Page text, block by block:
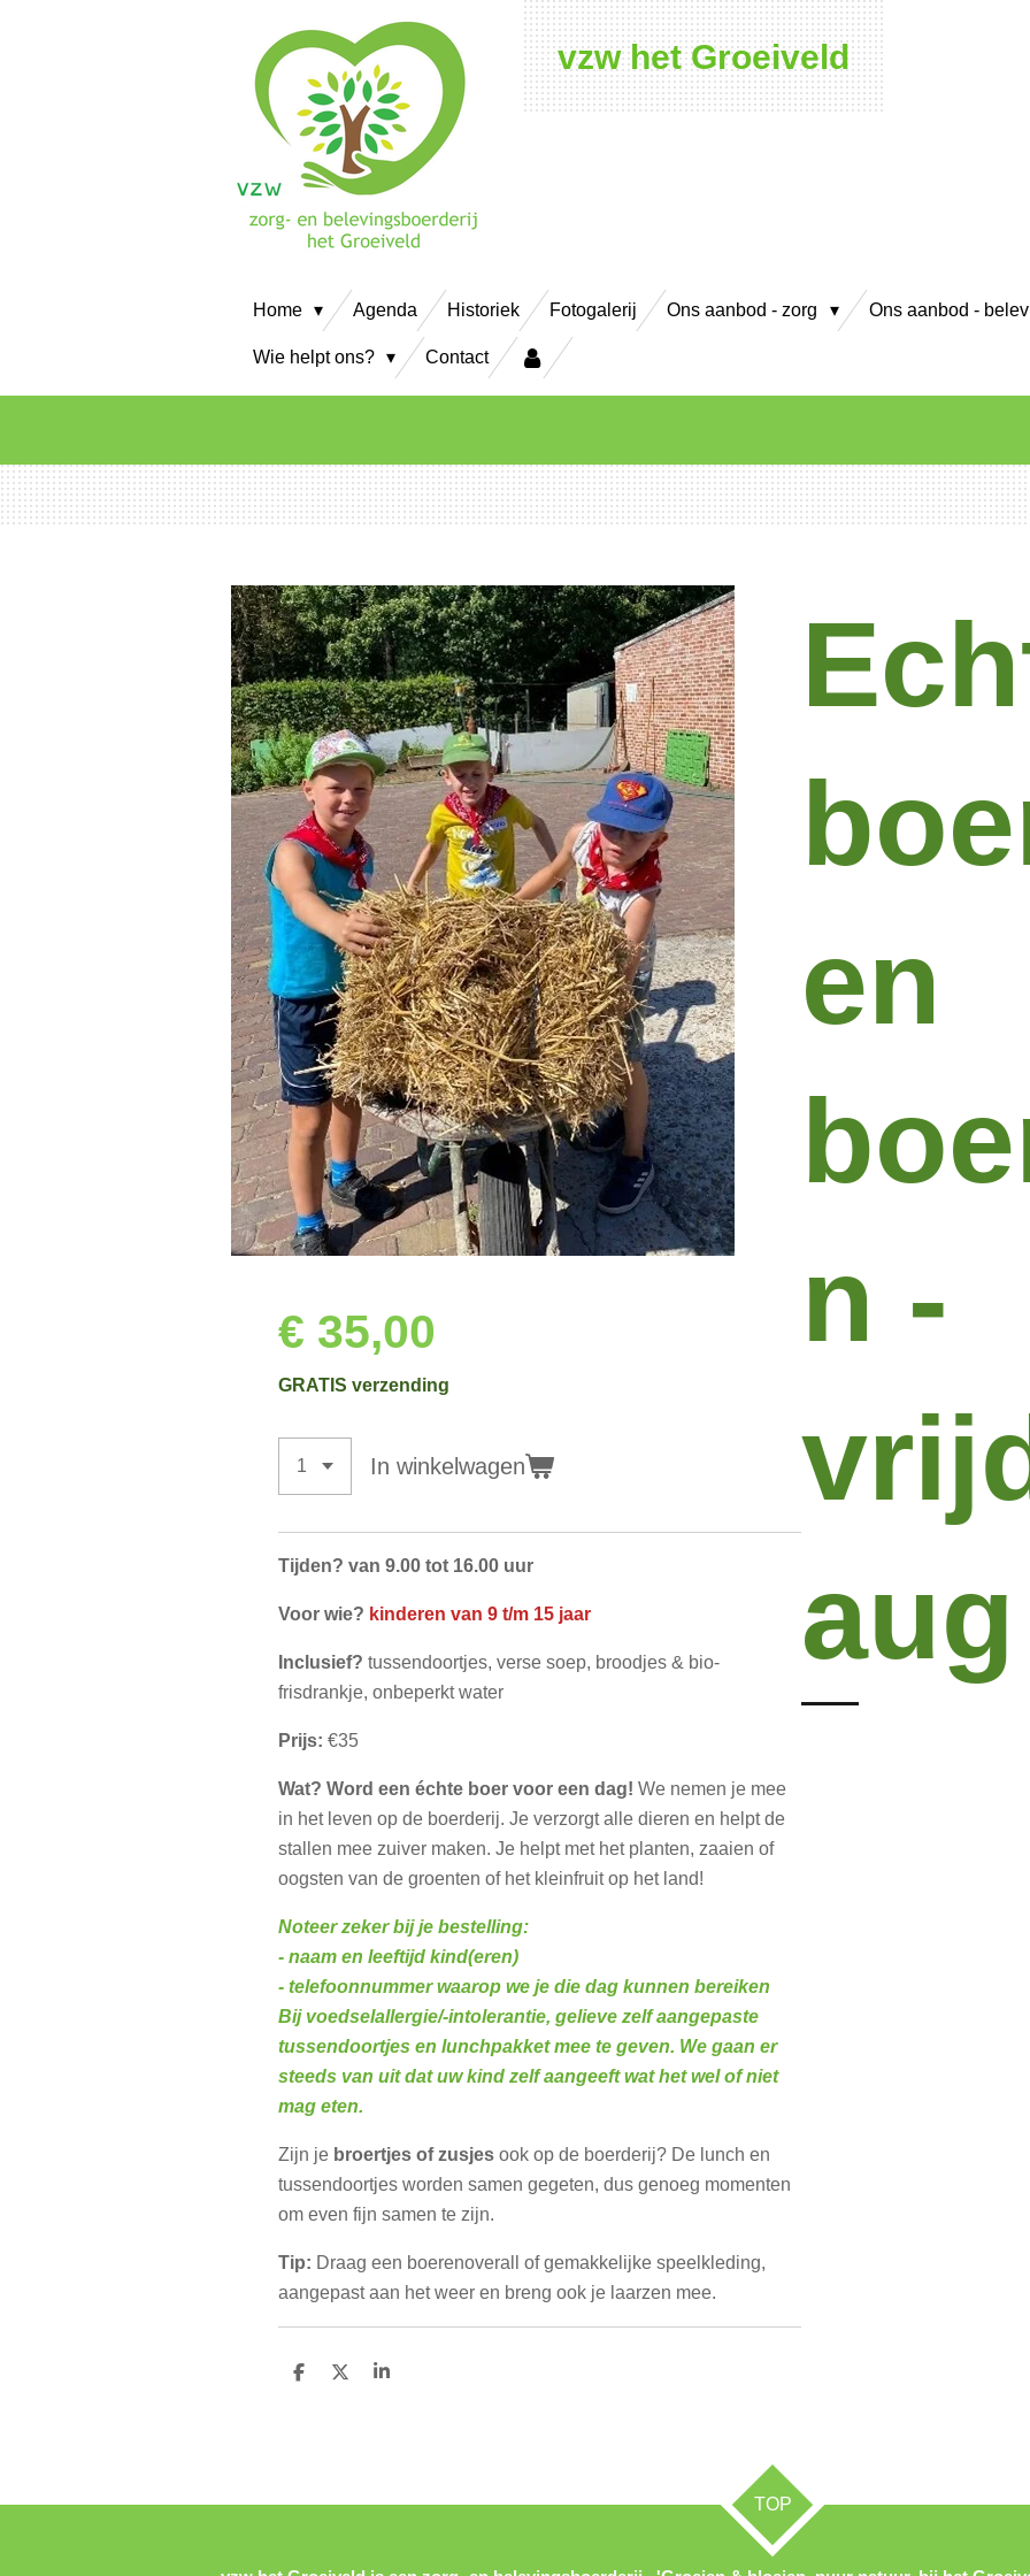
vzw het Groeiveld
Home Agenda Historiek Fotogalerij Ons aanbod - zorg Ons aanbod -
Wie helpt ons? Contact
en
n -
€ 35,00
GRATIS verzending
In winkelwagen
Tijden? van 9.00 tot 16.00 uur
Voor wie? kinderen van 9 t/m 15 jaar
Inclusief? tussendoortjes, verse soep, broodjes & bio-
frisdrankje, onbeperkt water
Prijs: €35
Wat? Word een échte boer voor een dag! We nemen je mee
in het leven op de boerderij. Je verzorgt alle dieren en helpt de
stallen mee zuiver maken. Je helpt met het planten, zaaien of
oogsten van de groenten of het kleinfruit op het land!
Noteer zeker bij je bestelling:
- naam en leeftijd kind(eren)
- telefoonnummer waarop we je die dag kunnen bereiken
Bij voedselallergie/-intolerantie, gelieve zelf aangepaste
tussendoortjes en lunchpakket mee te geven. We gaan er
steeds van uit dat uw kind zelf aangeeft wat het wel of niet
mag eten.
Zijn je broertjes of zusjes ook op de boerderij? De lunch en
tussendoortjes worden samen gegeten, dus genoeg momenten
om even fijn samen te zijn.
Tip: Draag een boerenoverall of gemakkelijke speelkleding,
aangepast aan het weer en breng ook je laarzen mee.
D
D
S
TOP